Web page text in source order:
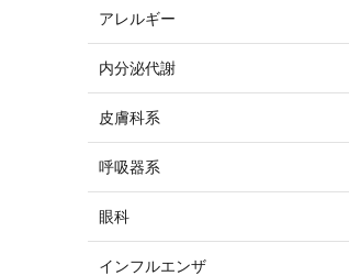
アレルギー
内分泌代謝
皮膚科系
呼吸器系
眼科
インフルエンザ